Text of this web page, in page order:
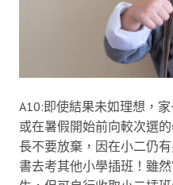
A10:即使結果未如理想，
或在暑假開始前向較次選
長不要放棄，因在小二仍
書去考其他小學插班！雖